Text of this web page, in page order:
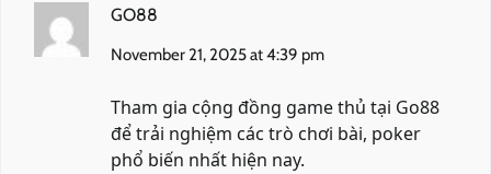
GO88
November 21, 2025 at 4:39 pm
Tham gia cộng đồng game thủ tại Go88
để trải nghiệm các trò chơi bài, poker
phổ biến nhất hiện nay.